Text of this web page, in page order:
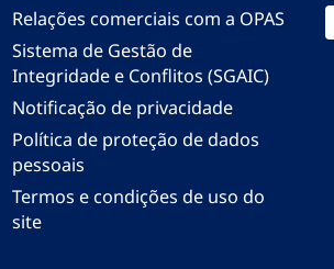
Relações comerciais com a OPAS
Sistema de Gestão de
Integridade e Conflitos (SGAIC)
Notificação de privacidade
Política de proteção de dados
pessoais
Termos e condições de uso do
site